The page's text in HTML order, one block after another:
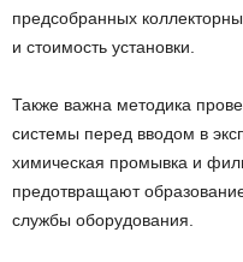
предсобранных
и стоимость установки.
Также важна методика
системы перед вводом в
химическая промывка и
предотвращают
службы оборудования.